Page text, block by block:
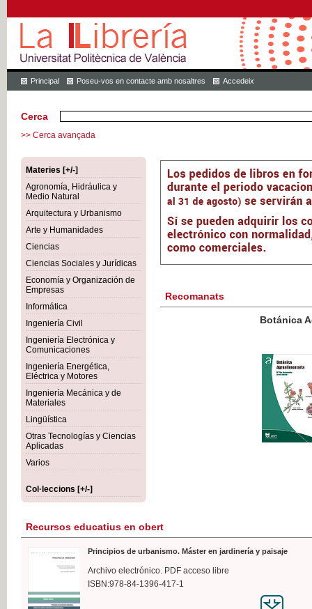
Principal Poseu-vos en contacte amb nosaltres Accedeix
Cerca
>> Cerca avançada
Materies [+/-]
Agronomía, Hidráulica y
Medio Natural
Arquitectura y Urbanismo
Arte y Humanidades
Ciencias
Ciencias Sociales y Jurídicas
Economía y Organización de
Empresas
Informática
Ingeniería Civil
Ingeniería Electrónica y
Comunicaciones
Ingeniería Energética,
Eléctrica y Motores
Ingeniería Mecánica y de
Materiales
Lingüística
Otras Tecnologías y Ciencias
Aplicadas
Varios
Col·leccions [+/-]
Recomanats
Botánica Agroalimentaria
IVA
Recursos educatius en obert
Principios de urbanismo. Máster en jardinería y paisaje
Archivo electrónico. PDF acceso libre
ISBN:978-84-1396-417-1